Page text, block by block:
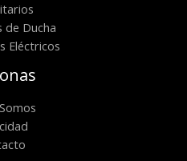
de Ducha
Eléctricos